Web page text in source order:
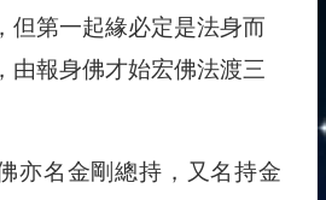
但第一起緣必定是法身而
由報身佛才始宏佛法渡三
名金剛總持，又名持金